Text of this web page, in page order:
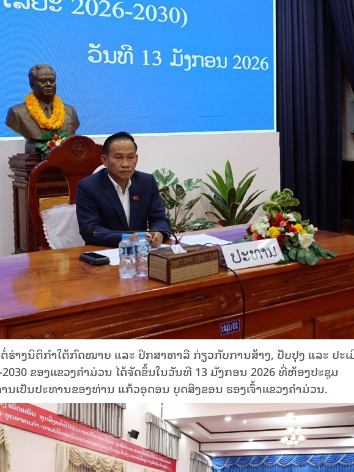
ຮ່າງນິຕິກຳໃຕ້ກົດໝາຍ ແລະ ປຶກສາຫາລື ກ່ຽວກັບການສ້າງ, ປັບປຸງ ແລະ ປະເ
ຂອງແຂວງຄຳມ່ວນ ໄດ້ຈັດຂຶ້ນໃນວັນທີ 13 ມັງກອນ 2026 ທີ່ຫ້ອງປະຊຸມ
ານເປັນປະທານຂອງທ່ານ ແກ້ວອຸດອນ ບຸດສິງຂອນ ຮອງເຈົ້າແຂວງຄຳມ່ວນ.